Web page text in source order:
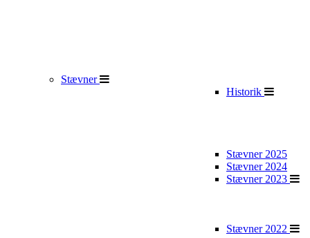
Stævner
Historik
Stævner 2025
Stævner 2024
Stævner 2023
Stævner 2022